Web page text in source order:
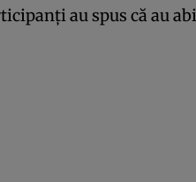
au spus că au